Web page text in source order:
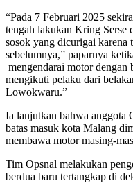
“Pada 7 Februari 2025
tengah lakukan Kring Serse
sosok yang dicurigai karena
sebelumnya,” paparnya
mengendarai motor dengan
mengikuti pelaku dari
Lowokwaru.”
Ia lanjutkan bahwa anggota
batas masuk kota Malang
membawa motor masing-
Tim Opsnal melakukan
berdua baru tertangkap di